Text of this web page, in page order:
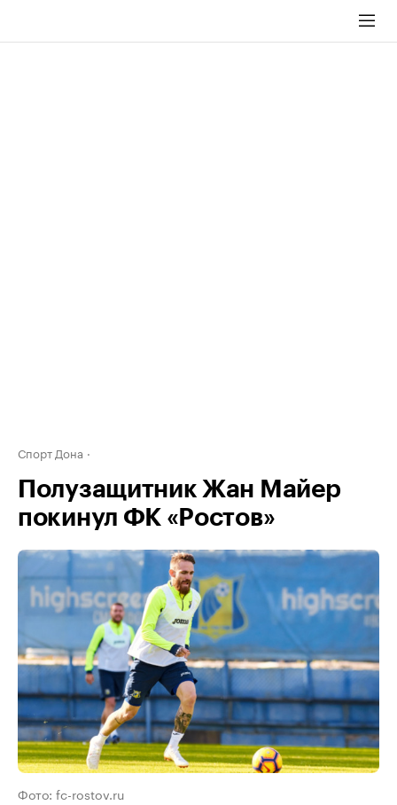
Спорт Дона
Полузащитник Жан Майер
покинул ФК «Ростов»
Фото: fc-rostov.ru